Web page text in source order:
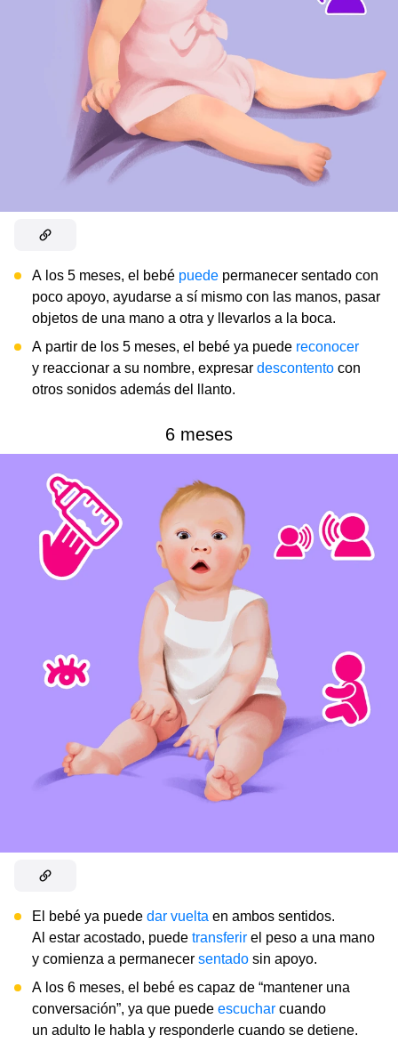
A los 5 meses, el bebé puede permanecer sentado con
poco apoyo, ayudarse a sí mismo con las manos, pasar
objetos de una mano a otra y llevarlos a la boca.
A partir de los 5 meses, el bebé ya puede reconocer
y reaccionar a su nombre, expresar descontento con
otros sonidos además del llanto.
6 meses
El bebé ya puede dar vuelta en ambos sentidos.
Al estar acostado, puede transferir el peso a una mano
y comienza a permanecer sentado sin apoyo.
A los 6 meses, el bebé es capaz de “mantener una
conversación”, ya que puede escuchar cuando
un adulto le habla y responderle cuando se detiene.